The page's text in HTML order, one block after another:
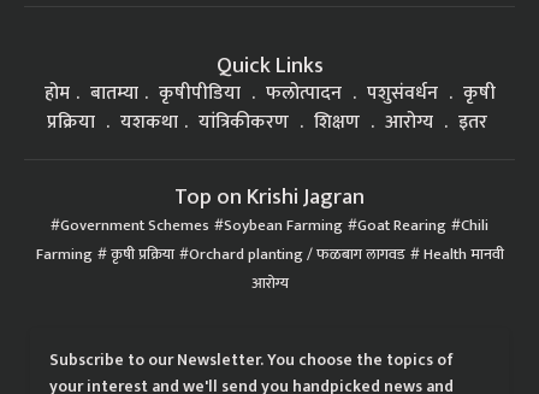
Quick Links
होम बातम्या कृषीपीडिया फलोत्पादन पशुसंवर्धन
कृषी
प्रक्रिया
यशकथा यांत्रिकीकरण शिक्षण आरोग्य इतर
Top on Krishi Jagran
Government Schemes Soybean Farming Goat Rearing Chili
Farming कृषी प्रक्रिया Orchard planting / फळबाग लागवड Health मानवी
आरोग्य
Subscribe to our Newsletter. You choose the topics of
your interest and we'll send you handpicked news and